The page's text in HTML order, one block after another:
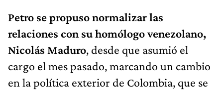
Petro se propuso normalizar las
relaciones con su homólogo venezolano,
Nicolás Maduro, desde que asumió el
cargo el mes pasado, marcando un cambio
en la política exterior de Colombia, que se